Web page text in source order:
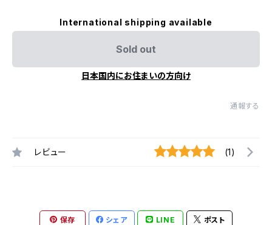
International shipping available
Sold out
日本国内にお住まいの方向け
通報する
レビュー (1)
保存 シェア LINE ポスト